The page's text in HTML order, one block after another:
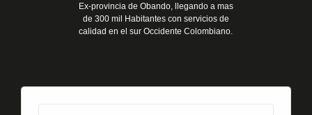
Ex-provincia de Obando, llegando a mas
de 300 mil Habitantes con servicios de
calidad en el sur Occidente Colombiano.